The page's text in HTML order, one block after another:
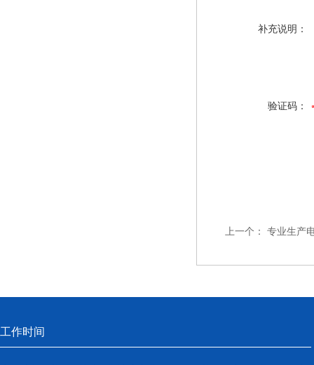
补充说明：
验证码：
上一个： 专业生产
工作时间